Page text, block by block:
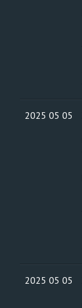
2025 05 05
2025 05 05